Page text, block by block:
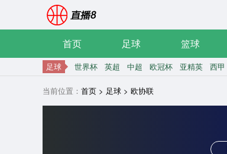
首页 足球 篮球
足球 世界杯 英超 中超 欧冠杯 亚精英 西甲
当前位置： 首页 > 足球 > 欧协联